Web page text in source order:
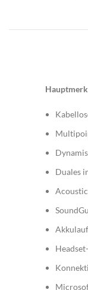
Duales